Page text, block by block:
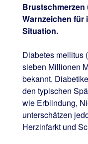
Brustschmerzen
Warnzeichen für
Situation.
Diabetes mellitus
sieben Millionen
bekannt.
den typischen
wie Erblindung,
unterschätzen
Herzinfarkt und